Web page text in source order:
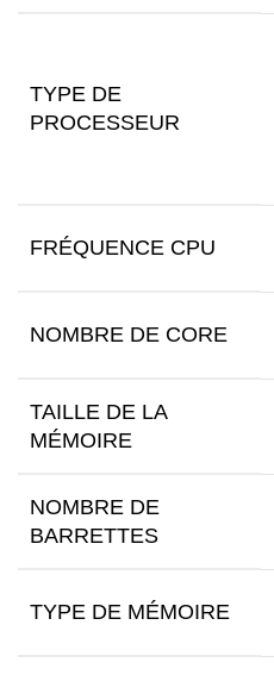
TYPE DE
PROCESSEUR
FRÉQUENCE CPU
NOMBRE DE CORE
TAILLE DE LA
MÉMOIRE
NOMBRE DE
BARRETTES
TYPE DE MÉMOIRE